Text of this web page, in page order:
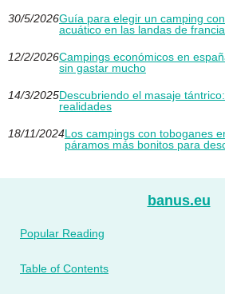
30/5/2026Guía para elegir un camping
acuático en las landas de francia
12/2/2026Campings económicos en
sin gastar mucho
14/3/2025Descubriendo el masaje
realidades
18/11/2024Los campings con toboganes
páramos más bonitos para
banus.eu
Popular Reading
Table of Contents